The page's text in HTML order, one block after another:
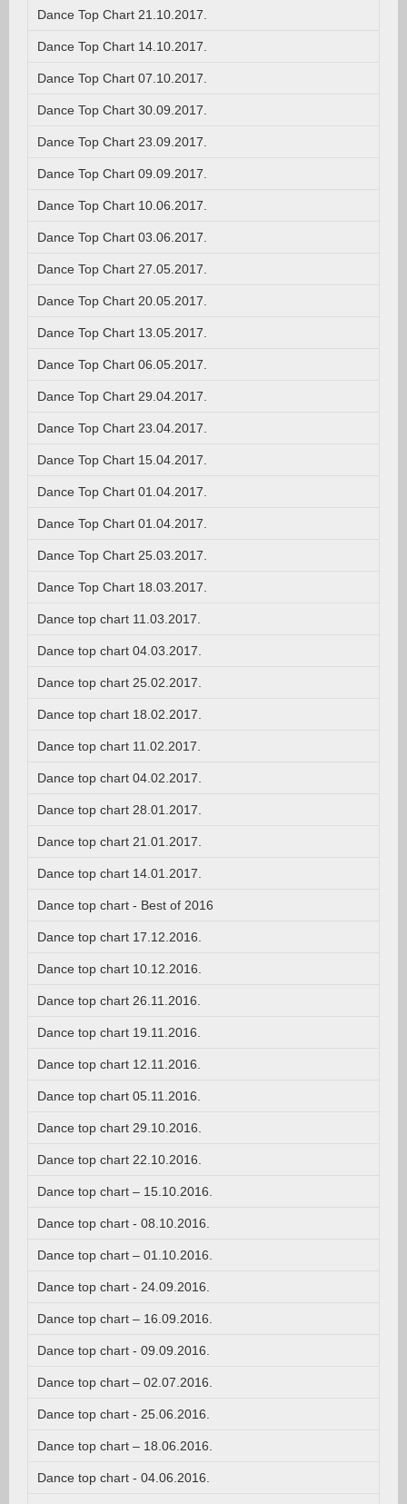
Dance Top Chart 21.10.2017.
Dance Top Chart 14.10.2017.
Dance Top Chart 07.10.2017.
Dance Top Chart 30.09.2017.
Dance Top Chart 23.09.2017.
Dance Top Chart 09.09.2017.
Dance Top Chart 10.06.2017.
Dance Top Chart 03.06.2017.
Dance Top Chart 27.05.2017.
Dance Top Chart 20.05.2017.
Dance Top Chart 13.05.2017.
Dance Top Chart 06.05.2017.
Dance Top Chart 29.04.2017.
Dance Top Chart 23.04.2017.
Dance Top Chart 15.04.2017.
Dance Top Chart 01.04.2017.
Dance Top Chart 01.04.2017.
Dance Top Chart 25.03.2017.
Dance Top Chart 18.03.2017.
Dance top chart 11.03.2017.
Dance top chart 04.03.2017.
Dance top chart 25.02.2017.
Dance top chart 18.02.2017.
Dance top chart 11.02.2017.
Dance top chart 04.02.2017.
Dance top chart 28.01.2017.
Dance top chart 21.01.2017.
Dance top chart 14.01.2017.
Dance top chart - Best of 2016
Dance top chart 17.12.2016.
Dance top chart 10.12.2016.
Dance top chart 26.11.2016.
Dance top chart 19.11.2016.
Dance top chart 12.11.2016.
Dance top chart 05.11.2016.
Dance top chart 29.10.2016.
Dance top chart 22.10.2016.
Dance top chart – 15.10.2016.
Dance top chart - 08.10.2016.
Dance top chart – 01.10.2016.
Dance top chart - 24.09.2016.
Dance top chart – 16.09.2016.
Dance top chart - 09.09.2016.
Dance top chart – 02.07.2016.
Dance top chart - 25.06.2016.
Dance top chart – 18.06.2016.
Dance top chart - 04.06.2016.